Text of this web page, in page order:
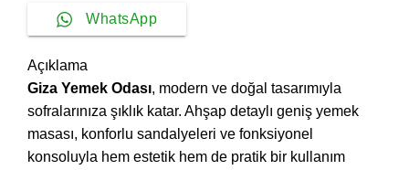
WhatsApp
Açıklama
Giza Yemek Odası, modern ve doğal tasarımıyla
sofralarınıza şıklık katar. Ahşap detaylı geniş yemek
masası, konforlu sandalyeleri ve fonksiyonel
konsoluyla hem estetik hem de pratik bir kullanım